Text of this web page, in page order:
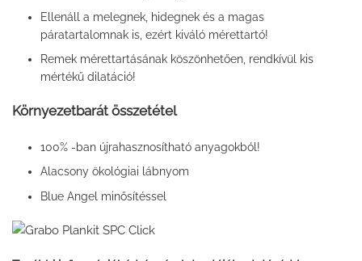
Ellenáll a melegnek, hidegnek és a magas
páratartalomnak is, ezért kiváló mérettartó!
Remek mérettartásának köszönhetően, rendkívül kis
mértékű dilatáció!
Környezetbarát összetétel
100% -ban újrahasznosítható anyagokból!
Alacsony ökológiai lábnyom
Blue Angel minősítéssel